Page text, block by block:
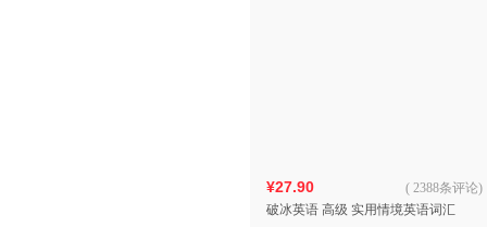
¥27.90
破冰英语 高级 实用情境英语词汇
( 2388条评论)